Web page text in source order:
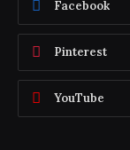
Facebook
Pinterest
YouTube